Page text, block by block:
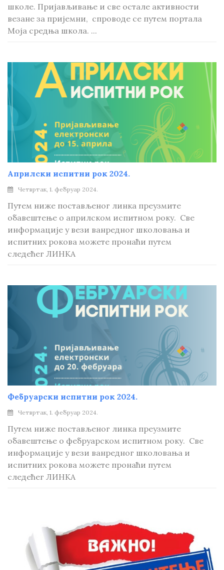
школе. Пријављивање и све остале активности
везане за пријемни, спроводе се путем портала
Моја средња школа. ...
Априлски испитни рок 2024.
Четвртак, 1. фебруар 2024.
Путем ниже постављеног линка преузмите
обавештење о априлском испитном року. Све
информације у вези ванредног школовања и
испитних рокова можете пронаћи путем
следећег ЛИНКА
Фебруарски испитни рок 2024.
Четвртак, 1. фебруар 2024.
Путем ниже постављеног линка преузмите
обавештење о фебруарском испитном року. Све
информације у вези ванредног школовања и
испитних рокова можете пронаћи путем
следећег ЛИНКА